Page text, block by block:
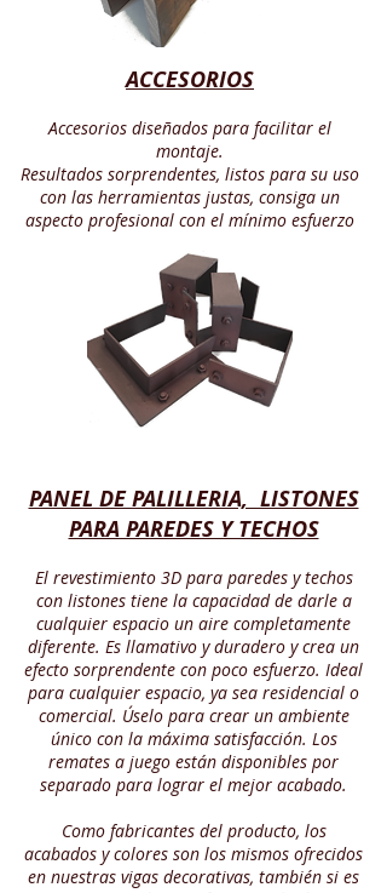
ACCESORIOS
Accesorios diseñados para facilitar el
montaje.
Resultados sorprendentes, listos para su uso
con las herramientas justas, consiga un
aspecto profesional con el mínimo esfuerzo
PANEL DE PALILLERIA, LISTONES
PARA PAREDES Y TECHOS
El revestimiento 3D para paredes y techos
con listones tiene la capacidad de darle a
cualquier espacio un aire completamente
diferente. Es llamativo y duradero y crea un
efecto sorprendente con poco esfuerzo. Ideal
para cualquier espacio, ya sea residencial o
comercial. Úselo para crear un ambiente
único con la máxima satisfacción. Los
remates a juego están disponibles por
separado para lograr el mejor acabado.
Como fabricantes del producto, los
acabados y colores son los mismos ofrecidos
en nuestras vigas decorativas, también si es